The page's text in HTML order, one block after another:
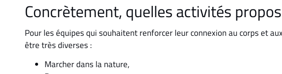
Concrètement, quelles activités
Pour les équipes qui souhaitent renforcer leur connexion au corps et
être très diverses :
Marcher dans la nature,